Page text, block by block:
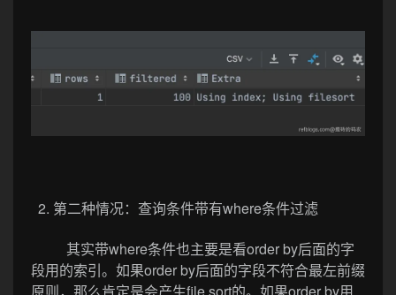
2. 第二种情况：查询条件带有where条件过滤
其实带where条件也主要是看order by后面的字
段用的索引。如果order by后面的字段不符合最左前缀